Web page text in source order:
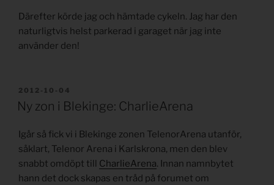
Därefter körde jag och hämtade cykeln. Jag har den
naturligtvis helst parkerad i garaget när jag inte
använder den!
PUBLICERAT
2012-10-04
Ny zon i Blekinge: CharlieArena
Igår så fick vi i Blekinge zonen TelenorArena utanför,
såklart, Telenor Arena i Karlskrona, men den blev
snabbt omdöpt till CharlieArena. Innan namnbytet
hann det dock skapas en tråd på forumet om